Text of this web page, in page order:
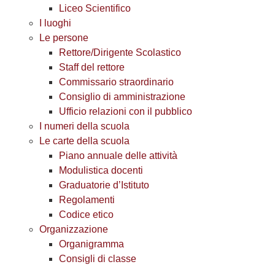
Liceo Scientifico
I luoghi
Le persone
Rettore/Dirigente Scolastico
Staff del rettore
Commissario straordinario
Consiglio di amministrazione
Ufficio relazioni con il pubblico
I numeri della scuola
Le carte della scuola
Piano annuale delle attività
Modulistica docenti
Graduatorie d’Istituto
Regolamenti
Codice etico
Organizzazione
Organigramma
Consigli di classe